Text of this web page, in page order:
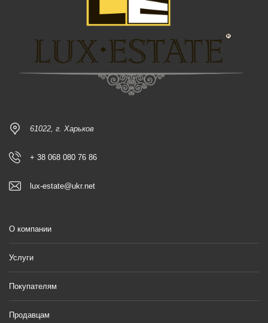
61022, г. Харьков
+ 38 068 080 76 86
lux-estate@ukr.net
О компании
Услуги
Покупателям
Продавцам